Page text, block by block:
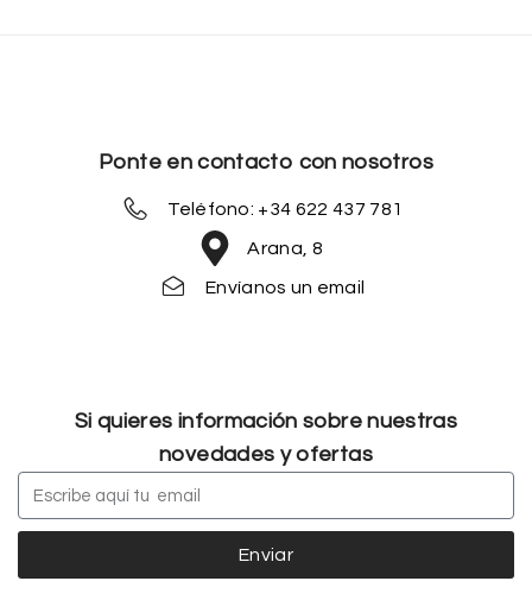
Ponte en contacto con nosotros
Teléfono: +34 622 437 781
Arana, 8
Envíanos un email
Si quieres información sobre nuestras
novedades y ofertas
Enviar